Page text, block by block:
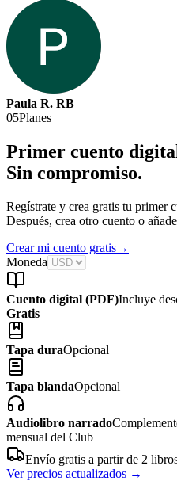
Paula R. RB
05Planes
Primer cuento
Sin compromiso.
Regístrate y crea gratis tu primer
Después, crea otro cuento o
Crear mi cuento gratis→
Moneda
Cuento digital (PDF)Incluye
Gratis
Tapa duraOpcional
Tapa blandaOpcional
Audiolibro narrado
mensual del Club
Envío gratis a partir de 2
Ver precios actualizados →